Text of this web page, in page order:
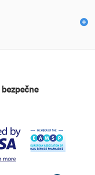
bezpečne